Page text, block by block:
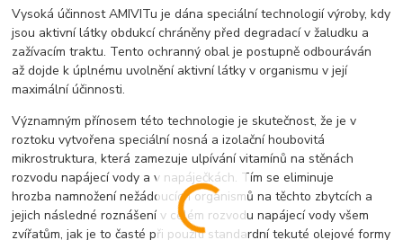
Vysoká účinnost AMIVITu je dána speciální technologií výroby, kdy
jsou aktivní látky obdukcí chráněny před degradací v žaludku a
zažívacím traktu. Tento ochranný obal je postupně odbouráván
až dojde k úplnému uvolnění aktivní látky v organismu v její
maximální účinnosti.
Významným přínosem této technologie je skutečnost, že je v
roztoku vytvořena speciální nosná a izolační houbovitá
mikrostruktura, která zamezuje ulpívání vitamínů na stěnách
rozvodu napájecí vody a v napáječkách. Tím se eliminuje
hrozba namnožení nežádoucích organismů na těchto zbytcích a
jejich následné roznášení v celém rozvodu napájecí vody všem
zvířatům, jak je to časté při použití standardní tekuté olejové formy